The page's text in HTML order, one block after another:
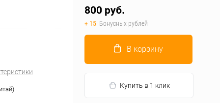
800 руб.
+ 15 Бонусных рублей
В корзину
Купить в 1 клик